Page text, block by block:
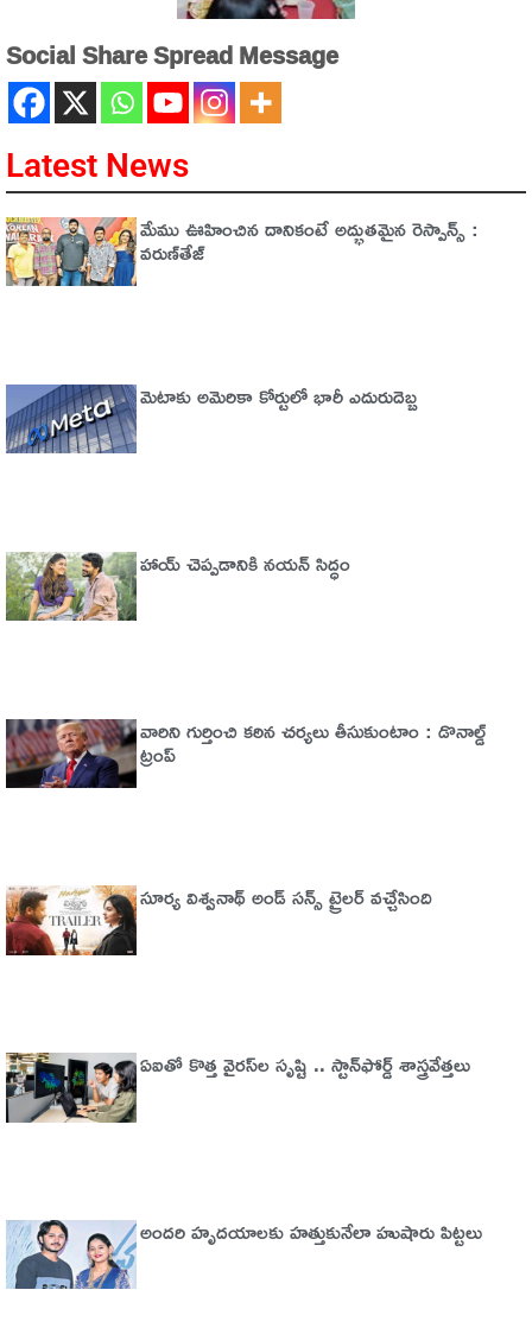
Social Share Spread Message
Latest News
మేము ఊహించిన దానికంటే అద్భుతమైన రెస్పాన్స్ :
వరుణ్‌తేజ్‌
మెటాకు అమెరికా కోర్టులో భారీ ఎదురుదెబ్బ
హాయ్ చెప్పడానికి నయన్ సిద్ధం
వారిని గుర్తించి కఠిన చర్యలు తీసుకుంటాం : డొనాల్డ్
ట్రంప్
సూర్య విశ్వనాథ్ అండ్ సన్స్ ట్రైలర్ వచ్చేసింది
ఏఐతో కొత్త వైరస్‌ల సృష్టి .. స్టాన్‌ఫోర్డ్‌ శాస్త్రవేత్తలు
అందరి హృదయాలకు హత్తుకునేలా హుషారు పిట్టలు